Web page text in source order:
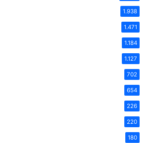
1.938
1.471
1.184
1.127
702
654
226
220
180